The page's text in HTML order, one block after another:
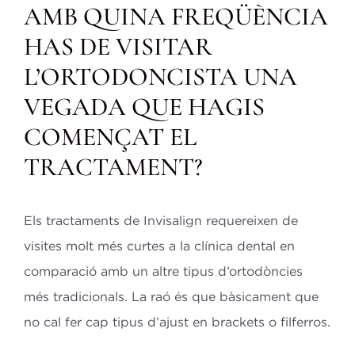
AMB QUINA FREQÜÈNCIA
HAS DE VISITAR
L’ORTODONCISTA UNA
VEGADA QUE HAGIS
COMENÇAT EL
TRACTAMENT?
Els tractaments de Invisalign requereixen de
visites molt més curtes a la clínica dental en
comparació amb un altre tipus d’ortodòncies
més tradicionals. La raó és que bàsicament que
no cal fer cap tipus d’ajust en brackets o filferros.